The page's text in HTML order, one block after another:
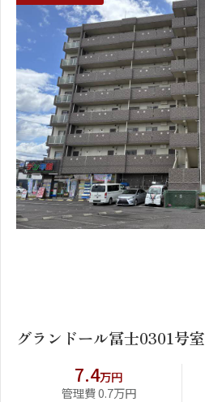
グランドール冨士0301号室
7.4万円
管理費 0.7万円